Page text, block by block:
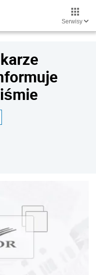
Serwisy